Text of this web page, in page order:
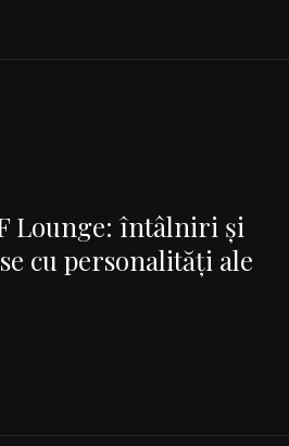
Lounge: întâlniri şi
cu personalităţi ale